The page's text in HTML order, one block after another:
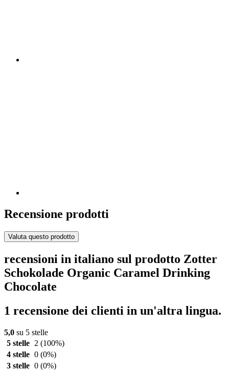
Recensione prodotti
Valuta questo prodotto
recensioni in italiano sul prodotto Zotter
Schokolade Organic Caramel Drinking
Chocolate
1 recensione dei clienti in un'altra lingua.
5,0 su 5 stelle
5 stelle
2 (100%)
4 stelle 0 (0%)
3 stelle 0 (0%)